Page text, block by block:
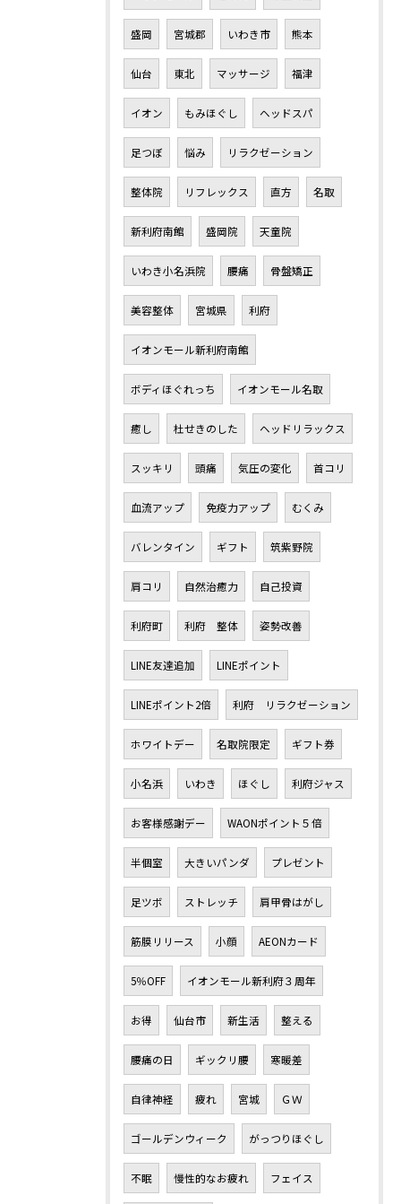
盛岡 宮城郡 いわき市 熊本
仙台 東北 マッサージ 福津
イオン もみほぐし ヘッドスパ
足つぼ 悩み リラクゼーション
整体院 リフレックス 直方 名取
新利府南館 盛岡院 天童院
いわき小名浜院 腰痛 骨盤矯正
美容整体 宮城県 利府
イオンモール新利府南館
ボディほぐれっち イオンモール名取
癒し 杜せきのした ヘッドリラックス
スッキリ 頭痛 気圧の変化 首コリ
血流アップ 免疫力アップ むくみ
バレンタイン ギフト 筑紫野院
肩コリ 自然治癒力 自己投資
利府町 利府 整体 姿勢改善
LINE友達追加 LINEポイント
LINEポイント2倍 利府 リラクゼーション
ホワイトデー 名取院限定 ギフト券
小名浜 いわき ほぐし 利府ジャス
お客様感謝デー WAONポイント５倍
半個室 大きいパンダ プレゼント
足ツボ ストレッチ 肩甲骨はがし
筋膜リリース 小顔 AEONカード
5％OFF イオンモール新利府３周年
お得 仙台市 新生活 整える
腰痛の日 ギックリ腰 寒暖差
自律神経 疲れ 宮城 ＧＷ
ゴールデンウィーク がっつりほぐし
不眠 慢性的なお疲れ フェイス